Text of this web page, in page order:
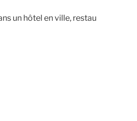
un hôtel en ville, restau